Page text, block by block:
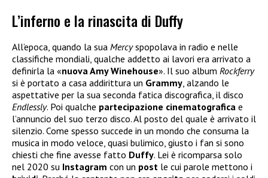
L’inferno e la rinascita di Duffy
All’epoca, quando la sua Mercyspopolava in radio e nelle
classifiche mondiali, qualche addetto ai lavori era arrivato a
definirla la «nuova Amy Winehouse». Il suo album Rockferry
si è portato a casa addirittura un Grammy, alzando le
aspettative per la sua seconda fatica discografica, il disco
Endlessly. Poi qualche partecipazione cinematografica e
l’annuncio del suo terzo disco. Al posto del quale è arrivato il
silenzio. Come spesso succede in un mondo che consuma la
musica in modo veloce, quasi bulimico, giusto i fan si sono
chiesti che fine avesse fatto Duffy. Lei è ricomparsa solo
nel 2020 su Instagram con un post le cui parole mettono i